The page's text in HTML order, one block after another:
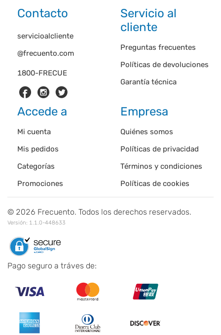
Contacto
1800-FRECUE
servicioalcliente
@frecuento.com
Servicio al
cliente
Preguntas frecuentes
Políticas de devoluciones
Garantía técnica
Accede a
Mi cuenta
Mis pedidos
Categorías
Promociones
Empresa
Quiénes somos
Políticas de privacidad
Términos y condiciones
Políticas de cookies
© 2026 Frecuento. Todos los derechos reservados.
Versión: 1.1.0-448633
Pago seguro a tráves de: